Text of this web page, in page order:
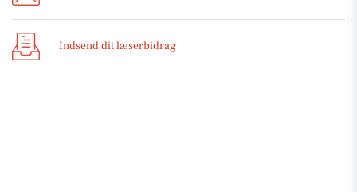
Indsend dit læserbidrag